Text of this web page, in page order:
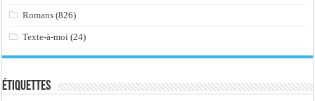
Romans (826)
Texte-à-moi (24)
Étiquettes